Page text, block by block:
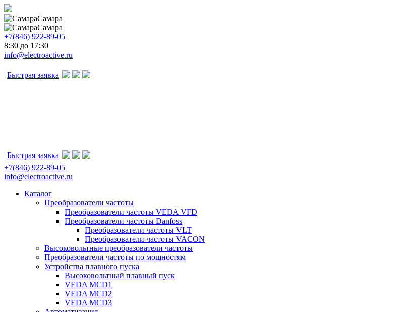
Самара
Самара
+7(846) 922-89-05
8:30 до 17:30
info@electroactive.ru
Быстрая заявка
Быстрая заявка
+7(846) 922-89-05
info@electroactive.ru
Каталог
Преобразователи частоты
Преобразователи частоты VEDA VFD
Преобразователи частоты Danfoss
Преобразователи частоты VLT
Преобразователи частоты VACON
Высоковольтные преобразователи частоты
Преобразователи частоты по мощностям
Устройства плавного пуска
Высоковольтный плавный пуск
VEDA MCD1
VEDA MCD2
VEDA MCD3